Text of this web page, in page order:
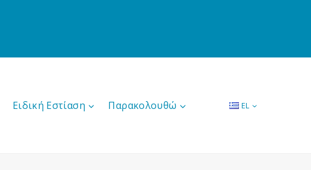
Ειδική Εστίαση Παρακολουθώ EL